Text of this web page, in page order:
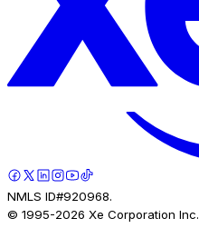
NMLS ID#920968.
© 1995-2026 Xe Corporation Inc.